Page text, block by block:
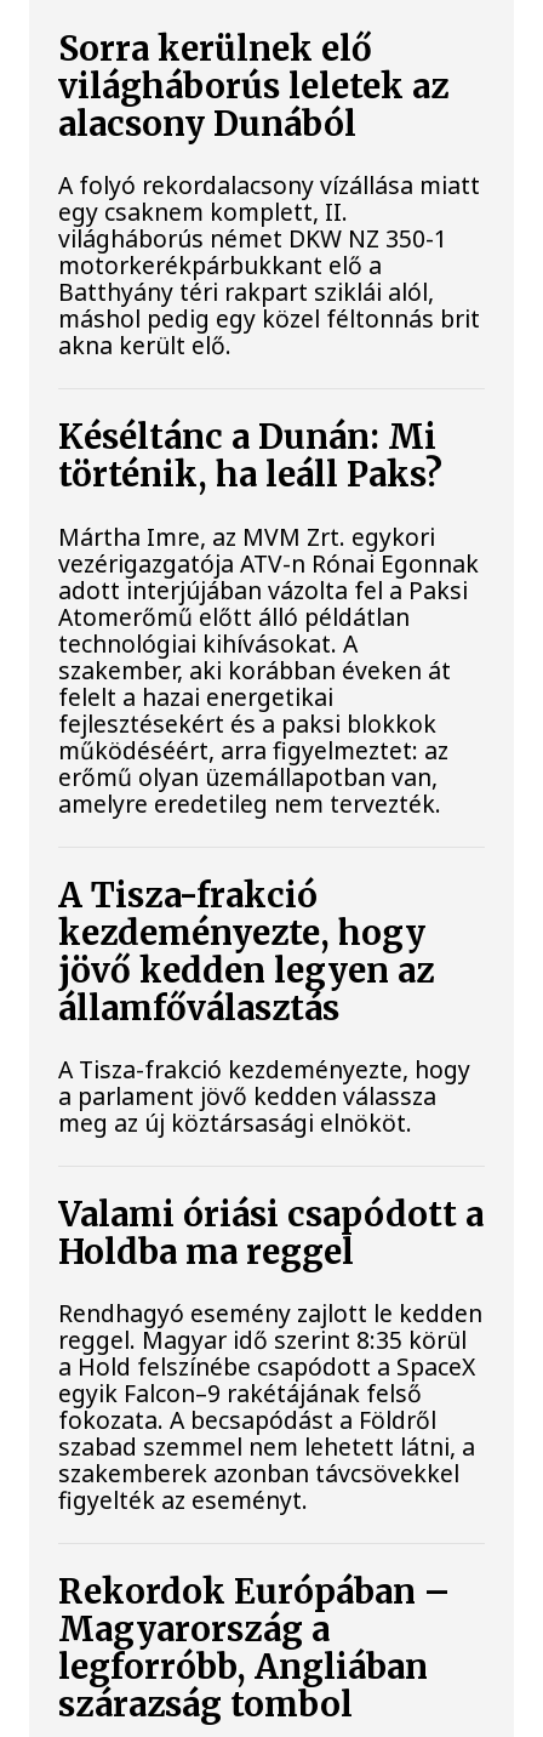
Sorra kerülnek elő
világháborús leletek az
alacsony Dunából
A folyó rekordalacsony vízállása miatt
egy csaknem komplett, II.
világháborús német DKW NZ 350-1
motorkerékpárbukkant elő a
Batthyány téri rakpart sziklái alól,
máshol pedig egy közel féltonnás brit
akna került elő.
Késéltánc a Dunán: Mi
történik, ha leáll Paks?
Mártha Imre, az MVM Zrt. egykori
vezérigazgatója ATV-n Rónai Egonnak
adott interjújában vázolta fel a Paksi
Atomerőmű előtt álló példátlan
technológiai kihívásokat. A
szakember, aki korábban éveken át
felelt a hazai energetikai
fejlesztésekért és a paksi blokkok
működéséért, arra figyelmeztet: az
erőmű olyan üzemállapotban van,
amelyre eredetileg nem tervezték.
A Tisza-frakció
kezdeményezte, hogy
jövő kedden legyen az
államfőválasztás
A Tisza-frakció kezdeményezte, hogy
a parlament jövő kedden válassza
meg az új köztársasági elnököt.
Valami óriási csapódott a
Holdba ma reggel
Rendhagyó esemény zajlott le kedden
reggel. Magyar idő szerint 8:35 körül
a Hold felszínébe csapódott a SpaceX
egyik Falcon–9 rakétájának felső
fokozata. A becsapódást a Földről
szabad szemmel nem lehetett látni, a
szakemberek azonban távcsövekkel
figyelték az eseményt.
Rekordok Európában –
Magyarország a
legforróbb, Angliában
szárazság tombol